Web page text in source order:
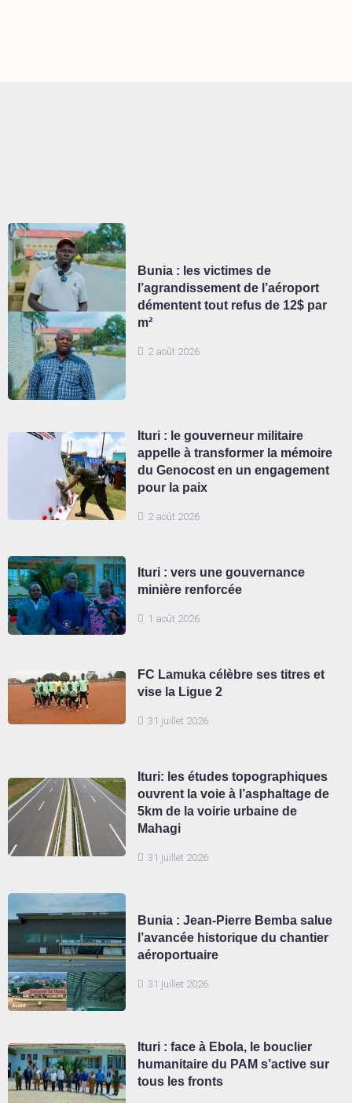
2 août 2026
Bunia : les victimes de
l’agrandissement de l’aéroport
démentent tout refus de 12$ par
m²
2 août 2026
Ituri : le gouverneur militaire
appelle à transformer la mémoire
du Genocost en un engagement
pour la paix
1 août 2026
Ituri : vers une gouvernance
minière renforcée
31 juillet 2026
FC Lamuka célèbre ses titres et
vise la Ligue 2
31 juillet 2026
Ituri: les études topographiques
ouvrent la voie à l’asphaltage de
5km de la voirie urbaine de
Mahagi
31 juillet 2026
Bunia : Jean-Pierre Bemba salue
l’avancée historique du chantier
aéroportuaire
Ituri : face à Ebola, le bouclier
humanitaire du PAM s’active sur
tous les fronts